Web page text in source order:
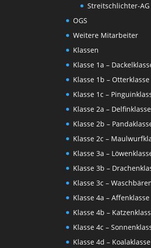
Streitschlichter-AG
OGS
Weitere Mitarbeiter
Klassen
Klasse 1a –
Klasse 1b – Otterklasse
Klasse 1c –
Klasse 2a – Delfinklasse
Klasse 2b –
Klasse 2c –
Klasse 3a –
Klasse 3b –
Klasse 3c –
Klasse 4a – Affenklasse
Klasse 4b –
Klasse 4c –
Klasse 4d – Koalaklasse